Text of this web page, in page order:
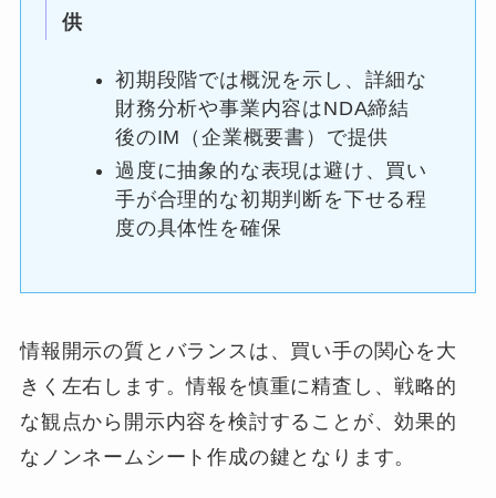
供
初期段階では概況を示し、詳細な
財務分析や事業内容はNDA締結
後のIM（企業概要書）で提供
過度に抽象的な表現は避け、買い
手が合理的な初期判断を下せる程
度の具体性を確保
情報開示の質とバランスは、買い手の関心を大
きく左右します。情報を慎重に精査し、戦略的
な観点から開示内容を検討することが、効果的
なノンネームシート作成の鍵となります。